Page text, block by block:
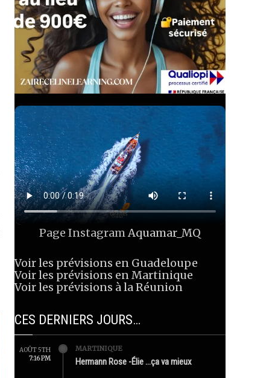
Page InstagramAquamar_MQ
Voir les prévisions en Guadeloupe
Voir les prévisions en Martinique
Voir les prévisions à la Réunion
CES DERNIERS JOURS…
AOÛT 5TH
7:16 PM
MARTINIQUE
Hermann Rose -Élie …ça va mieux